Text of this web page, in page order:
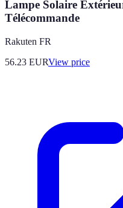
Lampe Solaire
Télécommande
Rakuten FR
56.23 EURView price